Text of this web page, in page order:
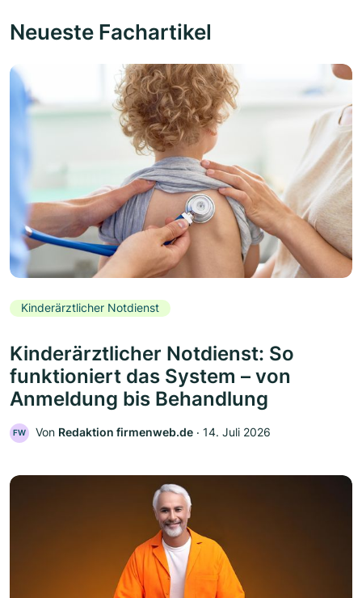
Neueste Fachartikel
Kinderärztlicher Notdienst
Kinderärztlicher Notdienst: So
funktioniert das System – von
Anmeldung bis Behandlung
FW Von Redaktion firmenweb.de ‧ 14. Juli 2026